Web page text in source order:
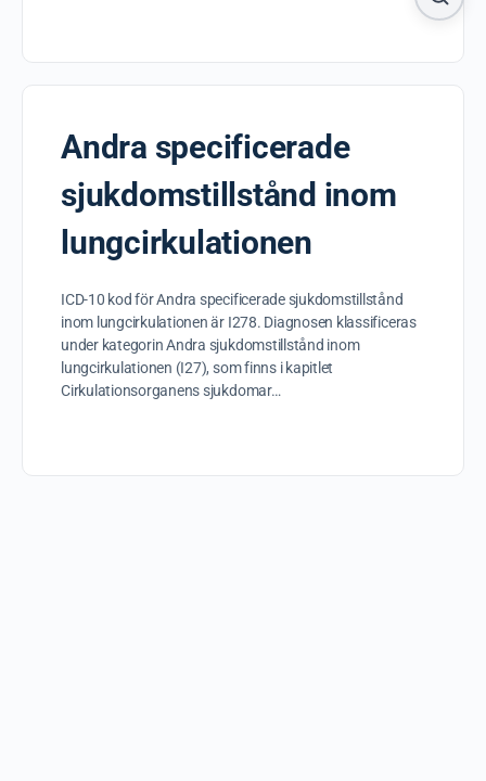
Andra specificerade
sjukdomstillstånd inom
lungcirkulationen
ICD-10 kod för Andra specificerade sjukdomstillstånd
inom lungcirkulationen är I278. Diagnosen klassificeras
under kategorin Andra sjukdomstillstånd inom
lungcirkulationen (I27), som finns i kapitlet
Cirkulationsorganens sjukdomar…